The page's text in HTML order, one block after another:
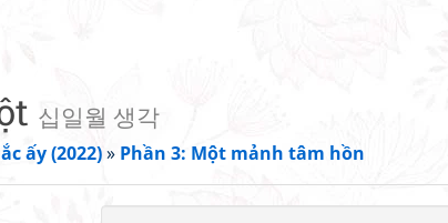
십일월 생각
ấy (2022)» Phần 3: Một mảnh tâm hồn